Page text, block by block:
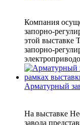
Компания
запорно-
этой выставке
запорно-
Арматурный
На выставке
завода